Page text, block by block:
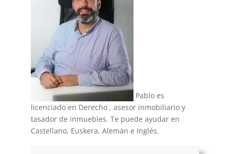
Pablo es
licenciado en Derecho , asesor inmobiliario y
tasador de inmuebles. Te puede ayudar en
Castellano, Euskera, Alemán e Inglés.